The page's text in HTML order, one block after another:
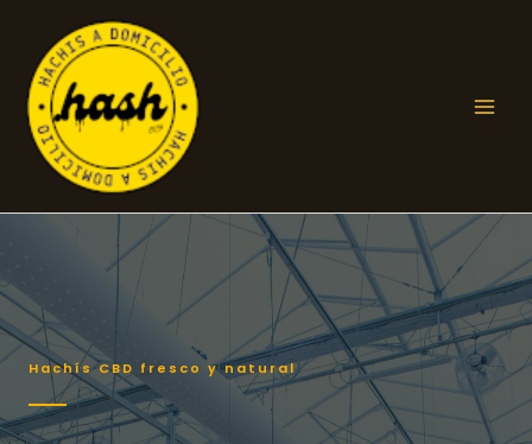
contenido
Hachís CBD fresco y natural